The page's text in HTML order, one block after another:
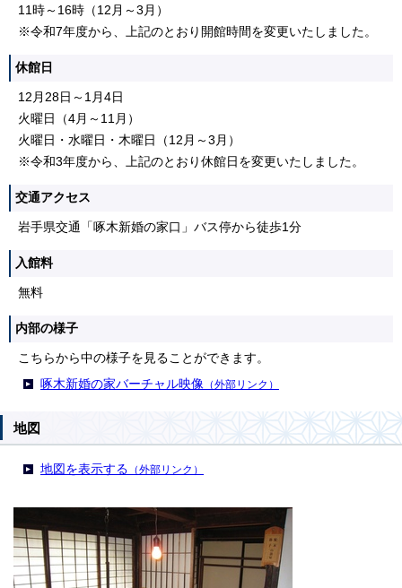
11時～16時（12月～3月）
※令和7年度から、上記のとおり開館時間を変更いたしました。
休館日
12月28日～1月4日
火曜日（4月～11月）
火曜日・水曜日・木曜日（12月～3月）
※令和3年度から、上記のとおり休館日を変更いたしました。
交通アクセス
岩手県交通「啄木新婚の家口」バス停から徒歩1分
入館料
無料
内部の様子
こちらから中の様子を見ることができます。
啄木新婚の家バーチャル映像 （外部リンク）
地図
地図を表示する （外部リンク）